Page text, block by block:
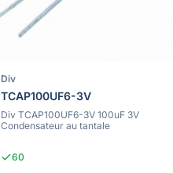
Div
TCAP100UF6-3V
Div TCAP100UF6-3V 100uF 3V
Condensateur au tantale
60